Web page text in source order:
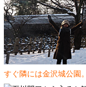
すぐ隣には金沢城公園。